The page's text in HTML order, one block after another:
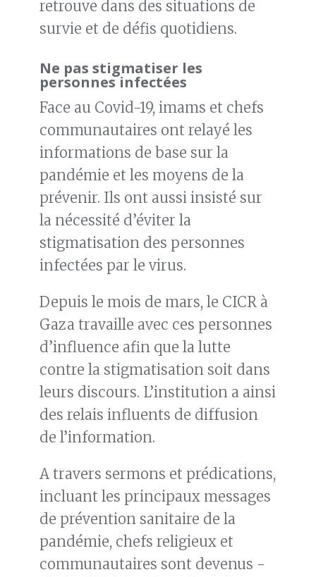
retrouve dans des situations de
survie et de défis quotidiens.
Ne pas stigmatiser les
personnes infectées
Face au Covid-19, imams et chefs
communautaires ont relayé les
informations de base sur la
pandémie et les moyens de la
prévenir. Ils ont aussi insisté sur
la nécessité d’éviter la
stigmatisation des personnes
infectées par le virus.
Depuis le mois de mars, le CICR à
Gaza travaille avec ces personnes
d’influence afin que la lutte
contre la stigmatisation soit dans
leurs discours. L’institution a ainsi
des relais influents de diffusion
de l’information.
A travers sermons et prédications,
incluant les principaux messages
de prévention sanitaire de la
pandémie, chefs religieux et
communautaires sont devenus -